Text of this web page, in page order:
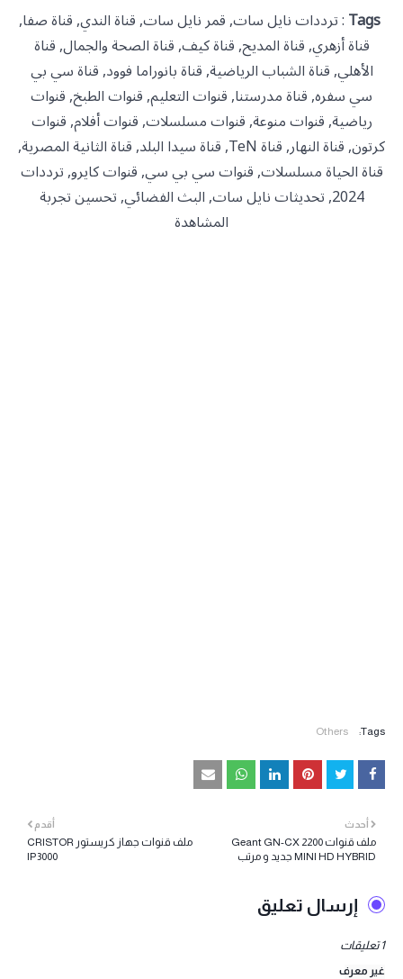
Tags: ترددات نايل سات, قمر نايل سات, قناة الندي, قناة صفا,
قناة أزهري, قناة المديح, قناة كيف, قناة الصحة والجمال, قناة
الأهلي, قناة الشباب الرياضية, قناة بانوراما فوود, قناة سي بي
سي سفره, قناة مدرستنا, قنوات التعليم, قنوات الطبخ, قنوات
رياضية, قنوات منوعة, قنوات مسلسلات, قنوات أفلام, قنوات
كرتون, قناة النهار, قناة TeN, قناة سيدا البلد, قناة الثانية المصرية,
قناة الحياة مسلسلات, قنوات سي بي سي, قنوات كايرو, ترددات
2024, تحديثات نايل سات, البث الفضائي, تحسين تجربة
المشاهدة
Tags:
Others
أحدث
ملف قنوات Geant GN-CX 2200
MINI HD HYBRID جديد و مرتب
أقدم
ملف قنوات جهاز كريستور CRISTOR
IP3000
إرسال تعليق
1 تعليقات
غير معرف